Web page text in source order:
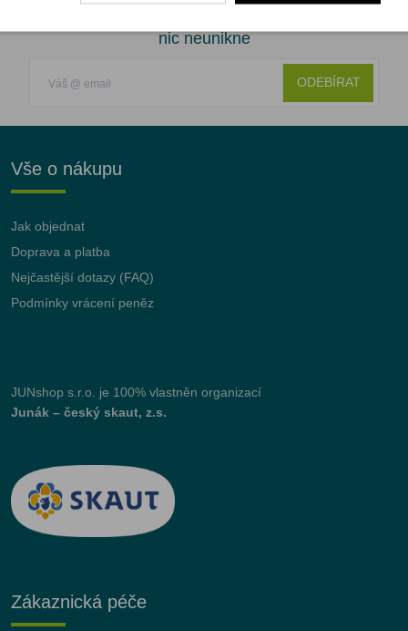
nic neunikne
ODEBÍRAT
Vše o nákupu
Jak objednat
Doprava a platba
Nejčastější dotazy (FAQ)
Podmínky vrácení peněz
JUNshop s.r.o.
je 100% vlastněn organizací
Junák – český skaut, z.s.
Zákaznická péče